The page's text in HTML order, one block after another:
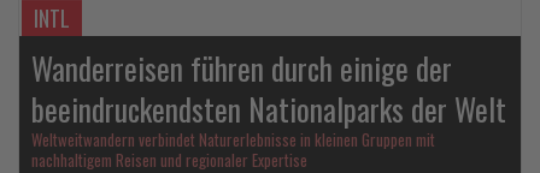
INTL
Wanderreisen führen durch einige der
beeindruckendsten Nationalparks der Welt
Weltweitwandern verbindet Naturerlebnisse in kleinen Gruppen mit
nachhaltigem Reisen und regionaler Expertise